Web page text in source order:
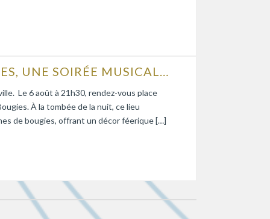
NOUVEAU ! VENCE AUX MILLE BOUGIES, UNE SOIRÉE MUSICALE EN CITÉ HISTORIQUE
Le 6 août à 21h30, rendez-vous place
À la tombée de la nuit, ce lieu
de bougies, offrant un décor féerique […]